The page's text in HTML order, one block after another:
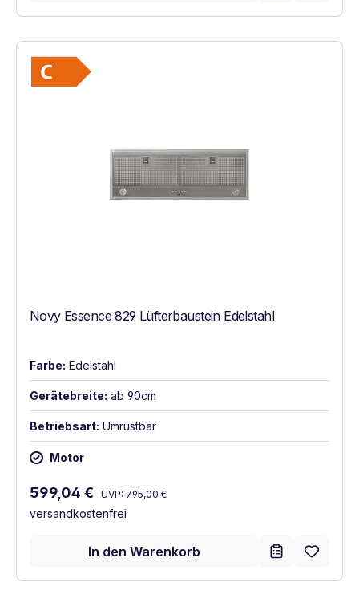
Novy Essence 829 Lüfterbaustein Edelstahl
Farbe: Edelstahl
Gerätebreite: ab 90cm
Betriebsart: Umrüstbar
Motor
Verkaufspreis:
599,04 € Regulärer Preis:
UVP: 795,00 €
versandkostenfrei
In den Warenkorb